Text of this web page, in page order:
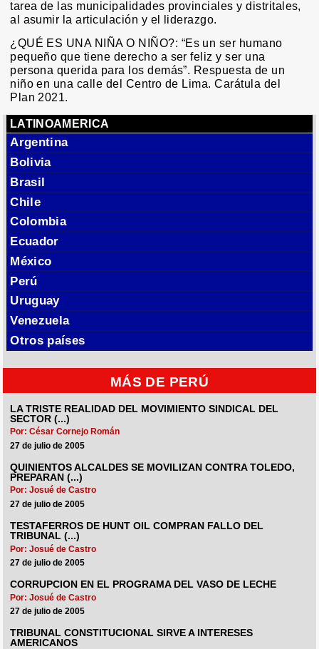
tarea de las municipalidades provinciales y distritales,
al asumir la articulación y el liderazgo.
¿QUÉ ES UNA NIÑA O NIÑO?: “Es un ser humano
pequeño que tiene derecho a ser feliz y ser una
persona querida para los demás”. Respuesta de un
niño en una calle del Centro de Lima. Carátula del
Plan 2021.
LATINOAMERICA
Argentina
Bolivia
Brasil
Chile
Colombia
Ecuador
México
Perú
Uruguay
Venezuela
Otros países
MÁS DE PERÚ
LA TRISTE REALIDAD DEL MOVIMIENTO SINDICAL DEL
SECTOR (...)
Por: César Cornejo Román
27 de julio de 2005
QUINIENTOS ALCALDES SE MOVILIZAN CONTRA TOLEDO,
PREPARAN (...)
Por: Josué de Castro
27 de julio de 2005
TESTAFERROS DE HUNT OIL COMPRAN FALLO DEL
TRIBUNAL (...)
Por: Josué de Castro
27 de julio de 2005
CORRUPCION EN EL PROGRAMA DEL VASO DE LECHE
Por: Josué de Castro
27 de julio de 2005
TRIBUNAL CONSTITUCIONAL SIRVE A INTERESES
AMERICANOS